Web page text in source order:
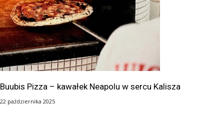
Buubis Pizza – kawałek Neapolu w sercu Kalisza
22 października 2025